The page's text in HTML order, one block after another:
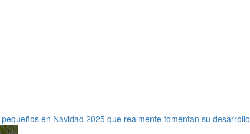
en Navidad 2025 que realmente fomentan su desarrollo